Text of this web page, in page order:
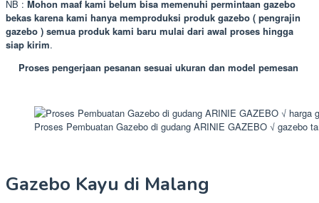
NB : Mohon maaf kami belum bisa memenuhi permintaan gazebo
bekas karena kami hanya memproduksi produk gazebo ( pengrajin
gazebo ) semua produk kami baru mulai dari awal proses hingga
siap kirim.
Proses pengerjaan pesanan sesuai ukuran dan model pemesan
Proses Pembuatan Gazebo di gudang ARINIE GAZEBO √ gazebo
Gazebo Kayu di Malang